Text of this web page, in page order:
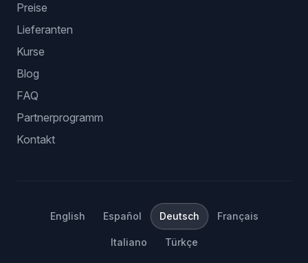
Preise
Lieferanten
Kurse
Blog
FAQ
Partnerprogramm
Kontakt
English Español Deutsch Français
Italiano Türkçe